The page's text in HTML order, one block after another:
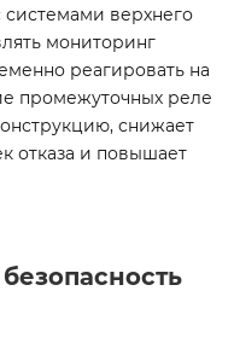
верхнего
мониторинг
реагировать на
промежуточных реле
снижает
отказа и повышает